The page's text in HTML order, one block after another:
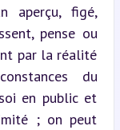
aperçu, figé,
pense ou
par la réalité
du
en public et
; on peut